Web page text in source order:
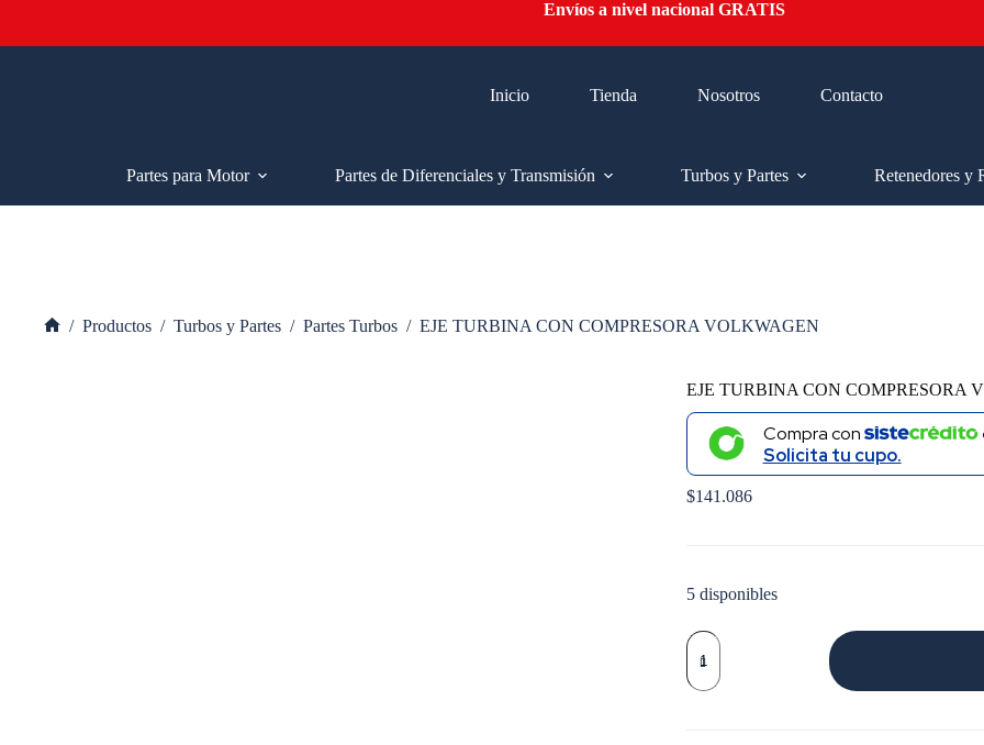
contenido
Envíos a nivel nacional GRATIS
Inicio Tienda Nosotros Contacto
Partes para Motor
Partes de Diferenciales y Transmisión Turbos y Partes Retenedores y
/ Productos / Turbos y Partes / Partes Turbos / EJE TURBINA CON COMPRESORA VOLKWAGEN
EJE TURBINA CON COMPRESORA
Compra con
Solicita tu cupo.
$141.086
5 disponibles
EJE
TURBINA
CON
COMPRESORA